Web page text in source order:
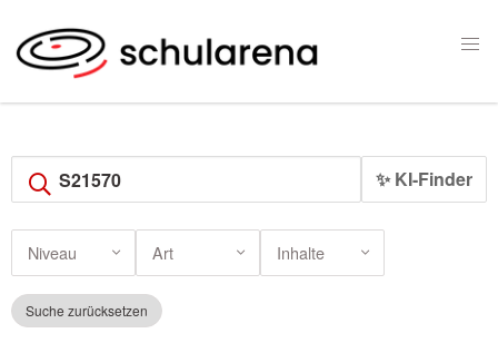
✨ KI-Finder
Niveau Art Inhalte
Suche zurücksetzen